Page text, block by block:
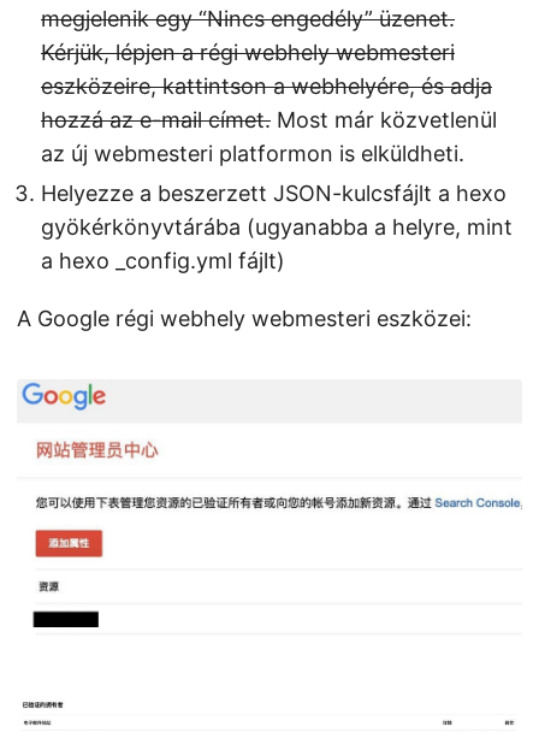
megjelenik egy “Nincs engedély” üzenet.
Kérjük, lépjen a régi webhely webmesteri
eszközeire, kattintson a webhelyére, és adja
hozzá az e-mail címet. Most már közvetlenül
az új webmesteri platformon is elküldheti.
Helyezze a beszerzett JSON-kulcsfájlt a hexo
gyökérkönyvtárába (ugyanabba a helyre, mint
a hexo _config.yml fájlt)
A Google régi webhely webmesteri eszközei: